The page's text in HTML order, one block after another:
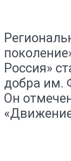
Россия»
добра им.
Он